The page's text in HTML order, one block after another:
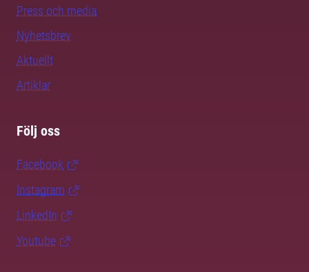
Press och media
Nyhetsbrev
Aktuellt
Artiklar
Följ oss
Facebook
Instagram
LinkedIn
Youtube